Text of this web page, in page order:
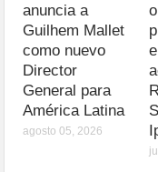
anuncia a
Guilhem Mallet
como nuevo
Director
General para
América Latina
agosto 05, 2026